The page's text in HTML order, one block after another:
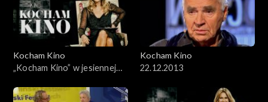
Kocham Kino
„Kocham Kino” w jesiennej
Kocham Kino
22.12.2013